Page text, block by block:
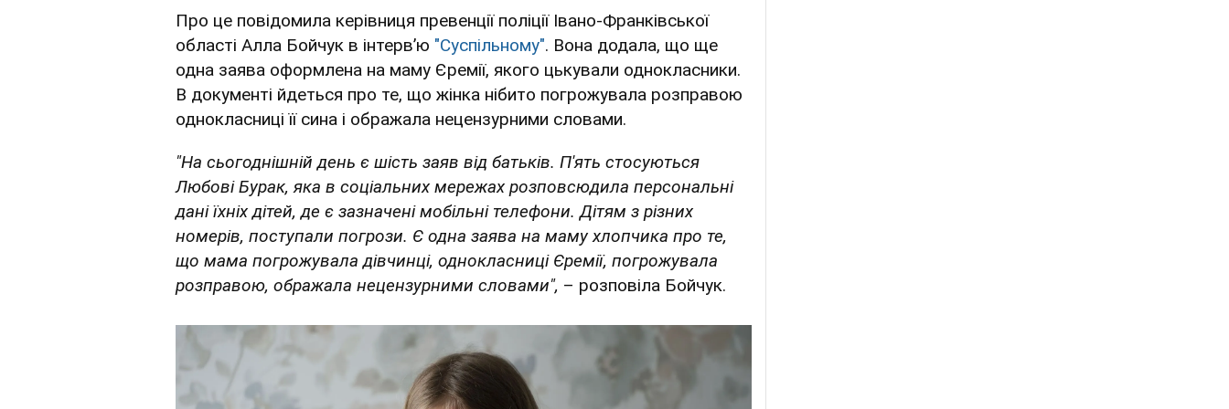
Про це повідомила керівниця превенції поліції Івано-Франківської
області Алла Бойчук в інтервʼю "Суспільному". Вона додала, що ще
одна заява оформлена на маму Єремії, якого цькували однокласники.
В документі йдеться про те, що жінка нібито погрожувала розправою
однокласниці її сина і ображала нецензурними словами.
"На сьогоднішній день є шість заяв від батьків. П'ять стосуються
Любові Бурак, яка в соціальних мережах розповсюдила персональні
дані їхніх дітей, де є зазначені мобільні телефони. Дітям з різних
номерів, поступали погрози. Є одна заява на маму хлопчика про те,
що мама погрожувала дівчинці, однокласниці Єремії, погрожувала
розправою, ображала нецензурними словами", – розповіла Бойчук.